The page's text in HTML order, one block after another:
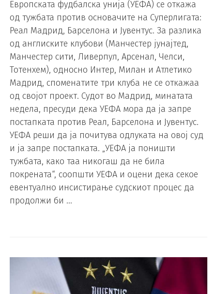
Европската фудбалска унија (УЕФА) се откажа
од тужбата против основачите на Суперлигата:
Реал Мадрид, Барселона и Јувентус. За разлика
од англиските клубови (Манчестер јунајтед,
Манчестер сити, Ливерпул, Арсенал, Челси,
Тотенхем), односно Интер, Милан и Атлетико
Мадрид, споменатите три клуба не се откажаа
од својот проект. Судот во Мадрид, минатата
недела, пресуди дека УЕФА мора да ја запре
постапката против Реал, Барселона и Јувентус.
УЕФА реши да ја почитува одлуката на овој суд
и ја запре постапката. „УЕФА ја поништи
тужбата, како таа никогаш да не била
покрената“, соопшти УЕФА и оцени дека секое
евентуално инсистирање судскиот процес да
продолжи би …